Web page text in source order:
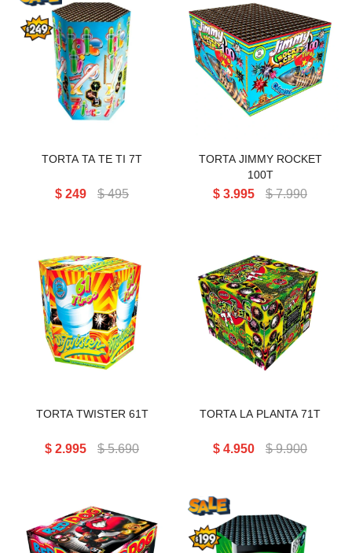
TORTA TA TE TI 7T
TORTA TA TE TI 7T
$ 249 $ 495
TORTA JIMMY ROCKET 100T
TORTA JIMMY ROCKET
100T
$ 3.995 $ 7.990
TORTA TWISTER 61T
TORTA TWISTER 61T
$ 2.995 $ 5.690
TORTA LA PLANTA 71T
TORTA LA PLANTA 71T
$ 4.950 $ 9.900